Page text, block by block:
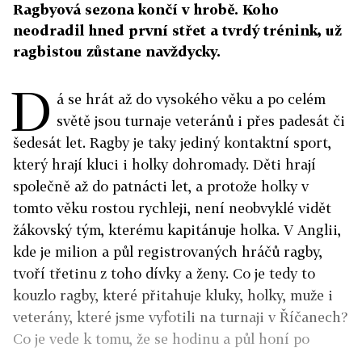
Ragbyová sezona končí v hrobě. Koho
neodradil hned první střet a tvrdý trénink, už
ragbistou zůstane navždycky.
D á se hrát až do vysokého věku a po celém
světě jsou turnaje veteránů i přes padesát či
šedesát let. Ragby je taky jediný kontaktní sport,
který hrají kluci i holky dohromady. Děti hrají
společně až do patnácti let, a protože holky v
tomto věku rostou rychleji, není neobvyklé vidět
žákovský tým, kterému kapitánuje holka. V Anglii,
kde je milion a půl registrovaných hráčů ragby,
tvoří třetinu z toho dívky a ženy. Co je tedy to
kouzlo ragby, které přitahuje kluky, holky, muže i
veterány, které jsme vyfotili na turnaji v Říčanech?
Co je vede k tomu, že se hodinu a půl honí po